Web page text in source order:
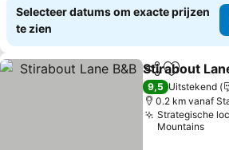
Selecteer datums om exacte prijzen
te zien
Delen
Stirabout
9,5 Uitstekend
0.2 km vanaf
Strategische
Mountains